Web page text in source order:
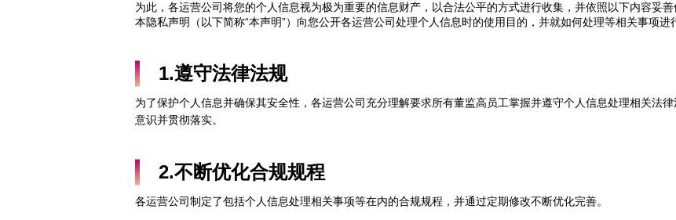
为此，各运营公司将您的个人信息视为极为重要的信息财产，以合法公平的方式进行收集，并依照以下内容妥善
本隐私声明（以下简称“本声明”）向您公开各运营公司处理个人信息时的使用目的，并就如何处理等相关事项进
1.遵守法律法规
为了保护个人信息并确保其安全性，各运营公司充分理解要求所有董监高员工掌握并遵守个人信息处理相关法
意识并贯彻落实。
2.不断优化合规规程
各运营公司制定了包括个人信息处理相关事项等在内的合规规程，并通过定期修改不断优化完善。